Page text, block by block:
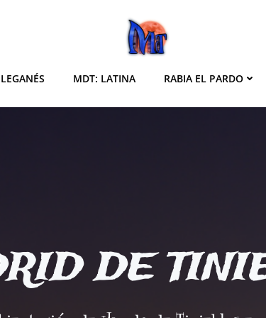
MDT: LATINA RABIA EL PARDO
DE